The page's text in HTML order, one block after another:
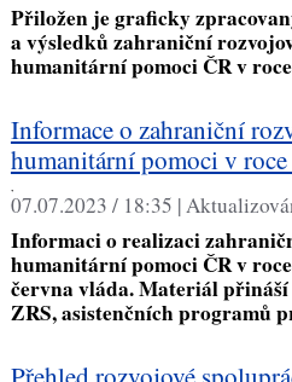
Přiložen je graficky
a výsledků zahraniční
humanitární pomoci ČR v
Informace o zahraniční
humanitární pomoci v
,
07.07.2023 / 18:35 |
Informaci o realizaci
humanitární pomoci ČR v
června vláda. Materiál
ZRS, asistenčních programů